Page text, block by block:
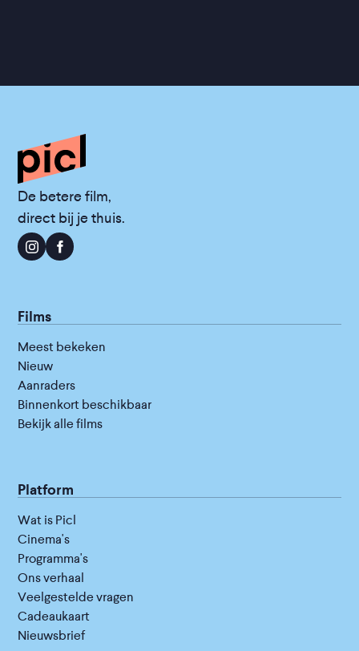
De betere film,
direct bij je thuis.
Films
Meest bekeken
Nieuw
Aanraders
Binnenkort beschikbaar
Bekijk alle films
Platform
Wat is Picl
Cinema's
Programma's
Ons verhaal
Veelgestelde vragen
Cadeaukaart
Nieuwsbrief